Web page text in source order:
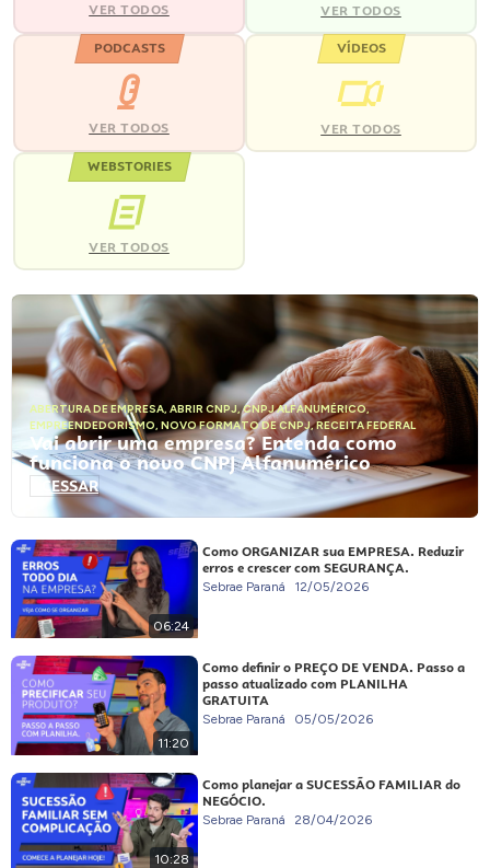
VER TODOS VER TODOS
PODCASTS
VER TODOS
VÍDEOS
VER TODOS
WEBSTORIES
VER TODOS
ABERTURA DE EMPRESA, ABRIR CNPJ,CNPJ ALFANUMÉRICO,
EMPREENDEDORISMO, NOVO FORMATO DE CNPJ,RECEITA FEDERAL
Vai abrir uma empresa? Entenda como
funciona o novo CNPJ Alfanumérico
ACESSAR
06:24
Como ORGANIZAR sua EMPRESA. Reduzir
erros e crescer com SEGURANÇA.
Sebrae Paraná 12/05/2026
11:20
Como definir o PREÇO DE VENDA. Passo a
passo atualizado com PLANILHA
GRATUITA
Sebrae Paraná 05/05/2026
10:28
Como planejar a SUCESSÃO FAMILIAR do
NEGÓCIO.
Sebrae Paraná 28/04/2026